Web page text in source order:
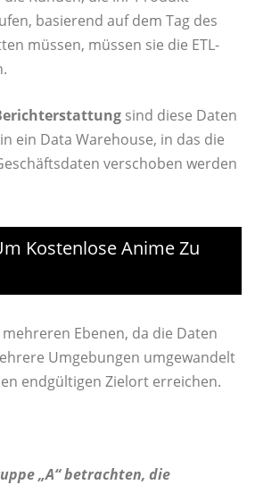
basierend auf dem Tag des
müssen, müssen sie die ETL-
sind diese Daten
in ein Data Warehouse, in das die
verschoben werden
Kostenlose Anime Zu
Ebenen, da die Daten
Umgebungen umgewandelt
endgültigen Zielort erreichen.
„A“ betrachten, die